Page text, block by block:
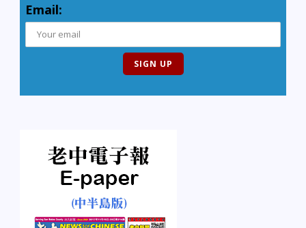
Email: